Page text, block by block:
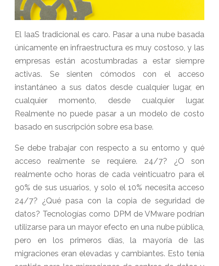
El IaaS tradicional es caro. Pasar a una nube basada
únicamente en infraestructura es muy costoso, y las
empresas están acostumbradas a estar siempre
activas. Se sienten cómodos con el acceso
instantáneo a sus datos desde cualquier lugar, en
cualquier momento, desde cualquier lugar.
Realmente no puede pasar a un modelo de costo
basado en suscripción sobre esa base.
Se debe trabajar con respecto a su entorno y qué
acceso realmente se requiere. 24/7? ¿O son
realmente ocho horas de cada veinticuatro para el
90% de sus usuarios, y solo el 10% necesita acceso
24/7? ¿Qué pasa con la copia de seguridad de
datos? Tecnologías como DPM de VMware podrían
utilizarse para un mayor efecto en una nube pública,
pero en los primeros días, la mayoría de las
migraciones eran elevadas y cambiantes. Esto tenía